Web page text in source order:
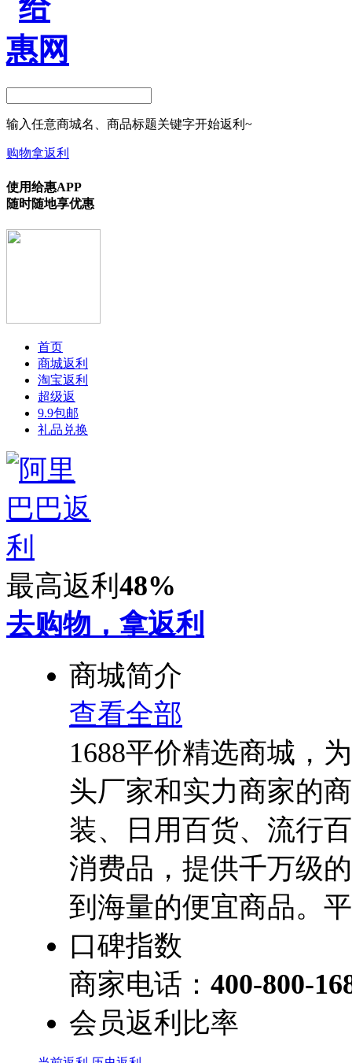
输入任意商城名、商品标题关键字开始返利~
购物拿返利
使用给惠APP
随时随地享优惠
首页
商城返利
淘宝返利
超级返
9.9包邮
礼品兑换
最高返利 48%
去购物，拿返利
商城简介
查看全部
1688平价精选商城，
头厂家和实力商家的
装、日用百货、流行
消费品，提供千万级
到海量的便宜商品。
口碑指数
商家电话： 400-800-
会员返利比率